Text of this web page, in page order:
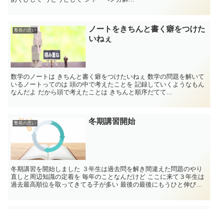
塾長の思い
ノートをきちんと書く癖をつけた
いねぇ
数学のノートは きちんと書く癖をつけたいねぇ 数学の問題を解いて
いるノートってのは 頭の中で考えたことを 記録していくようなもん
なんだよ だから頭で考えたことは きちんと順序だてて...
塾長の思い 冬期講習開始
冬期講習を開始しました ３年生は過去問を解き間違えた問題のやり
直しと周辺知識の定着を 毎年のことなんだけど ここに来て３年生は
過去最高順位を取ってきてる子が多い 最後の最後にもうひと伸びし